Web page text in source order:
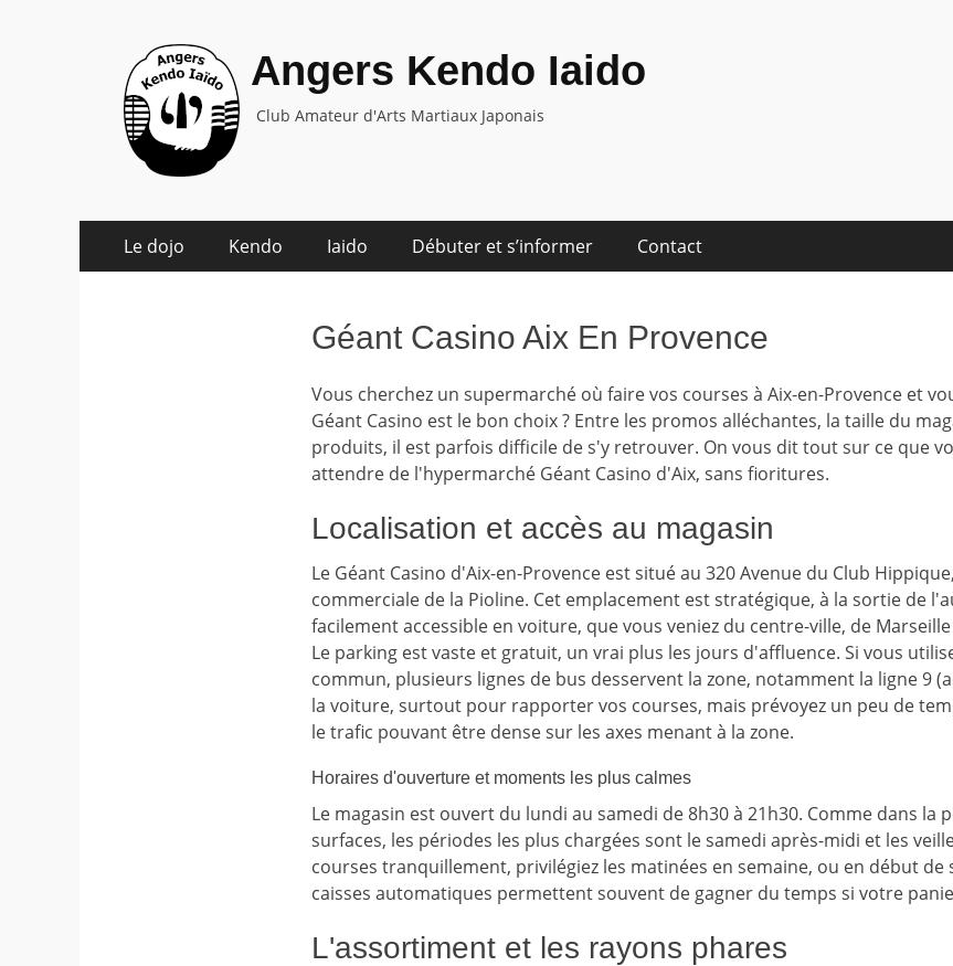
Angers Kendo Iaido
Club Amateur d'Arts Martiaux Japonais
Menu
principal
Le dojo Kendo Iaido Débuter et s’informer Contact
Géant Casino Aix En Provence
Vous cherchez un supermarché où faire vos courses à Aix-en-Provence et
Géant Casino est le bon choix ? Entre les promos alléchantes, la taille du
produits, il est parfois difficile de s'y retrouver. On vous dit tout sur ce que
attendre de l'hypermarché Géant Casino d'Aix, sans fioritures.
Localisation et accès au magasin
Le Géant Casino d'Aix-en-Provence est situé au 320 Avenue du Club
commerciale de la Pioline. Cet emplacement est stratégique, à la sortie de
facilement accessible en voiture, que vous veniez du centre-ville, de
Le parking est vaste et gratuit, un vrai plus les jours d'affluence. Si vous
commun, plusieurs lignes de bus desservent la zone, notamment la ligne 9
la voiture, surtout pour rapporter vos courses, mais prévoyez un peu de
le trafic pouvant être dense sur les axes menant à la zone.
Horaires d'ouverture et moments les plus calmes
Le magasin est ouvert du lundi au samedi de 8h30 à 21h30. Comme dans la
surfaces, les périodes les plus chargées sont le samedi après-midi et les
courses tranquillement, privilégiez les matinées en semaine, ou en début de
caisses automatiques permettent souvent de gagner du temps si votre
L'assortiment et les rayons phares